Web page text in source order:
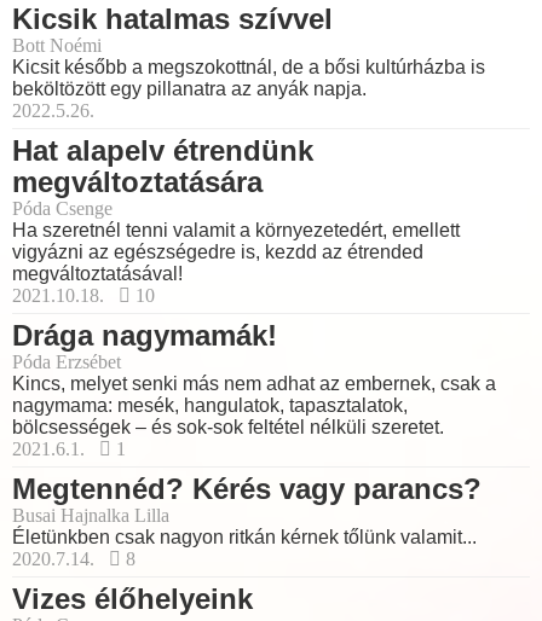
Kicsik hatalmas szívvel
Bott Noémi
Kicsit később a megszokottnál, de a bősi kultúrházba is
beköltözött egy pillanatra az anyák napja.
2022.5.26.
Hat alapelv étrendünk
megváltoztatására
Póda Csenge
Ha szeretnél tenni valamit a környezetedért, emellett
vigyázni az egészségedre is, kezdd az étrended
megváltoztatásával!
2021.10.18.
10
Drága nagymamák!
Póda Erzsébet
Kincs, melyet senki más nem adhat az embernek, csak a
nagymama: mesék, hangulatok, tapasztalatok,
bölcsességek – és sok-sok feltétel nélküli szeretet.
2021.6.1.
1
Megtennéd? Kérés vagy parancs?
Busai Hajnalka Lilla
Életünkben csak nagyon ritkán kérnek tőlünk valamit...
2020.7.14.
8
Vizes élőhelyeink